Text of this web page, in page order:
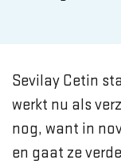
Sevilay Cetin
werkt nu als
nog, want in
en gaat ze